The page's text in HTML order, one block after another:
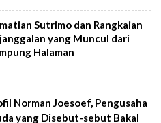
Sutrimo dan Rangkaian
yang Muncul dari
Halaman
Norman Joesoef, Pengusaha
yang Disebut-sebut Bakal